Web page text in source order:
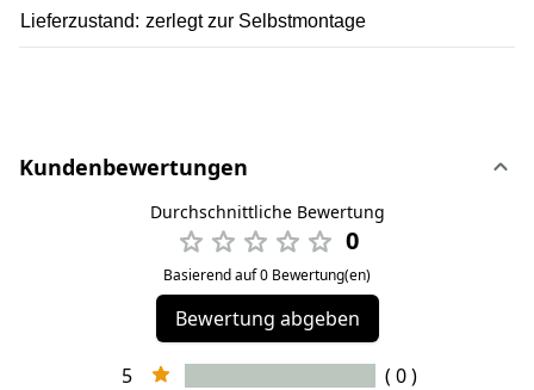
Lieferzustand: zerlegt zur Selbstmontage
Kundenbewertungen
Durchschnittliche Bewertung
0
Basierend auf 0 Bewertung(en)
Bewertung abgeben
5
( 0 )